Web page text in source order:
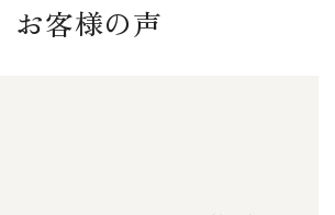
お客様の声